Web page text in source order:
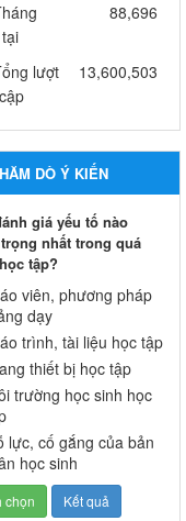
luật năm 2025 của
Giáo dục và Đào tạo
phố Bến Cát
ban hành: 28/02/2025
định công bố thủ tục
bị bãi bỏ trong
giáo dục đào tạo
hệ giáo dục quốc
cơ sở giáo dục khác
thẩm quyền giải
của Sở Giáo dục và
Ủy ban nhân dân
định công bố thủ tục
bị bãi bỏ trong lĩnh
dục đào tạo thuộc hệ
quốc dân và cơ sở
khác thuộc thẩm
giải quyết của Sở Giáo
Đào tạo, Ủy ban nhân
huyện
hành: 30/09/2024
88,696
lượt
13,600,503
DÒ Ý KIẾN
giá yếu tố nào
nhất trong quá
tập?
viên, phương pháp
dạy
trình, tài liệu học tập
thiết bị học tập
trường học sinh học
lực, cố gắng của bản
học sinh